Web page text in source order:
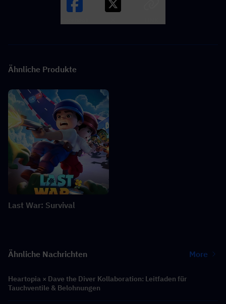
Ähnliche Produkte
Last War: Survival
Ähnliche Nachrichten More
Heartopia × Dave the Diver Kollaboration: Leitfaden für
Tauchventile & Belohnungen